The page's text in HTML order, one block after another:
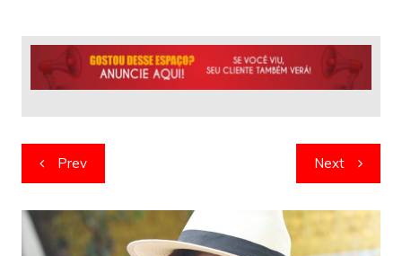
Navegação
de
artigos
Prev Next